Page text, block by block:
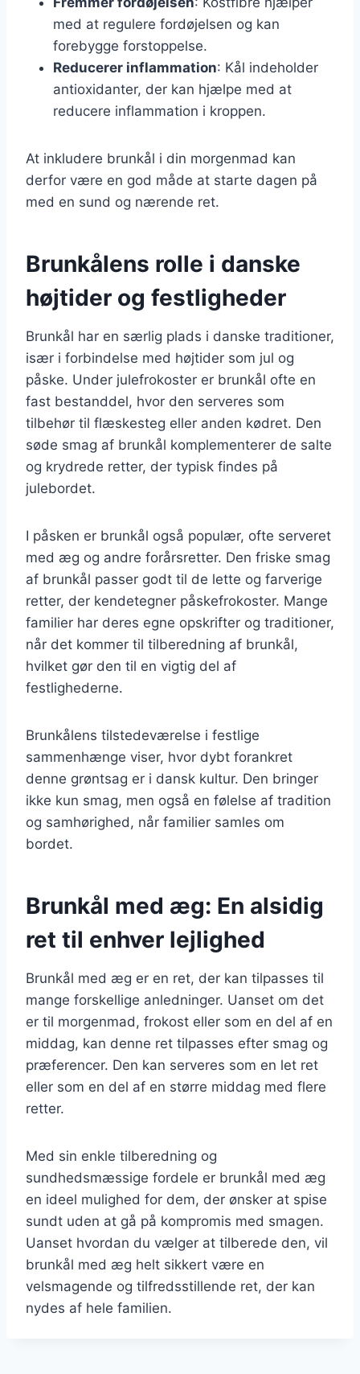
med at regulere fordøjelsen og kan
forebygge forstoppelse.
Reducerer inflammation: Kål indeholder
antioxidanter, der kan hjælpe med at
reducere inflammation i kroppen.
At inkludere brunkål i din morgenmad kan
derfor være en god måde at starte dagen på
med en sund og nærende ret.
Brunkålens rolle i danske
højtider og festligheder
Brunkål har en særlig plads i danske traditioner,
især i forbindelse med højtider som jul og
påske. Under julefrokoster er brunkål ofte en
fast bestanddel, hvor den serveres som
tilbehør til flæskesteg eller anden kødret. Den
søde smag af brunkål komplementerer de salte
og krydrede retter, der typisk findes på
julebordet.
I påsken er brunkål også populær, ofte serveret
med æg og andre forårsretter. Den friske smag
af brunkål passer godt til de lette og farverige
retter, der kendetegner påskefrokoster. Mange
familier har deres egne opskrifter og traditioner,
når det kommer til tilberedning af brunkål,
hvilket gør den til en vigtig del af
festlighederne.
Brunkålens tilstedeværelse i festlige
sammenhænge viser, hvor dybt forankret
denne grøntsag er i dansk kultur. Den bringer
ikke kun smag, men også en følelse af tradition
og samhørighed, når familier samles om
bordet.
Brunkål med æg: En alsidig
ret til enhver lejlighed
Brunkål med æg er en ret, der kan tilpasses til
mange forskellige anledninger. Uanset om det
er til morgenmad, frokost eller som en del af en
middag, kan denne ret tilpasses efter smag og
præferencer. Den kan serveres som en let ret
eller som en del af en større middag med flere
retter.
Med sin enkle tilberedning og
sundhedsmæssige fordele er brunkål med æg
en ideel mulighed for dem, der ønsker at spise
sundt uden at gå på kompromis med smagen.
Uanset hvordan du vælger at tilberede den, vil
brunkål med æg helt sikkert være en
velsmagende og tilfredsstillende ret, der kan
nydes af hele familien.